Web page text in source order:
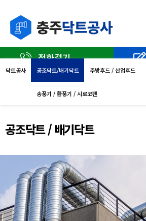
전화걸기
닥트공사 공조닥트/배기닥트 주방후드 / 산업후드
송풍기 / 환풍기 / 시로코팬
공조닥트 / 배기닥트